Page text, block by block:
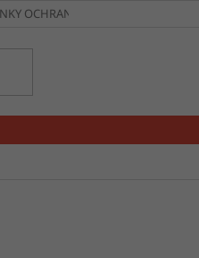
OCHRANY OSOBNÝCH ÚDAJOV